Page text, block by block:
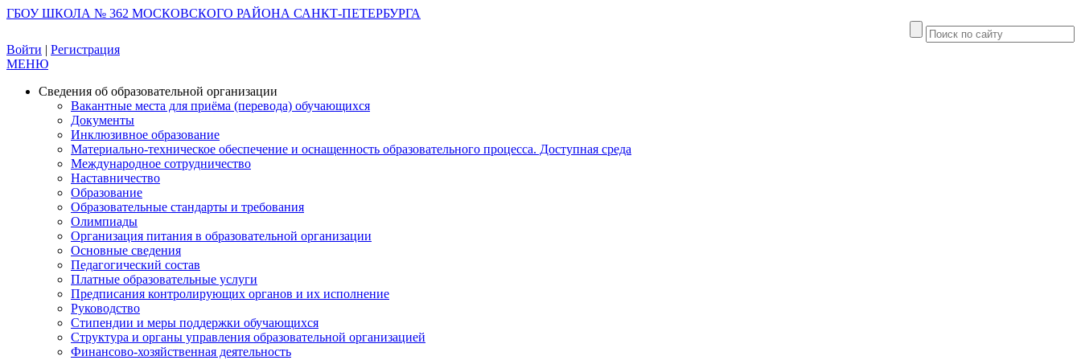
ГБОУ ШКОЛА № 362 МОСКОВСКОГО РАЙОНА САНКТ-ПЕТЕРБУРГА
Войти | Регистрация
МЕНЮ
Сведения об образовательной организации
Вакантные места для приёма (перевода) обучающихся
Документы
Инклюзивное образование
Материально-техническое обеспечение и оснащенность образовательного процесса. Доступная среда
Международное сотрудничество
Наставничество
Образование
Образовательные стандарты и требования
Олимпиады
Организация питания в образовательной организации
Основные сведения
Педагогический состав
Платные образовательные услуги
Предписания контролирующих органов и их исполнение
Руководство
Стипендии и меры поддержки обучающихся
Структура и органы управления образовательной организацией
Финансово-хозяйственная деятельность